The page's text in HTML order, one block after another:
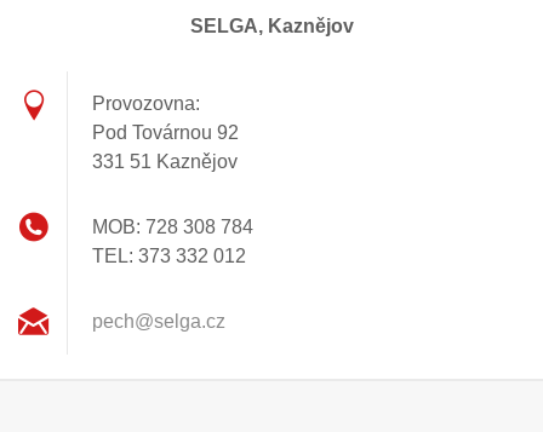
SELGA, Kaznějov
Provozovna:
Pod Továrnou 92
331 51 Kaznějov
MOB: 728 308 784
TEL: 373 332 012
pech@sel ga.cz